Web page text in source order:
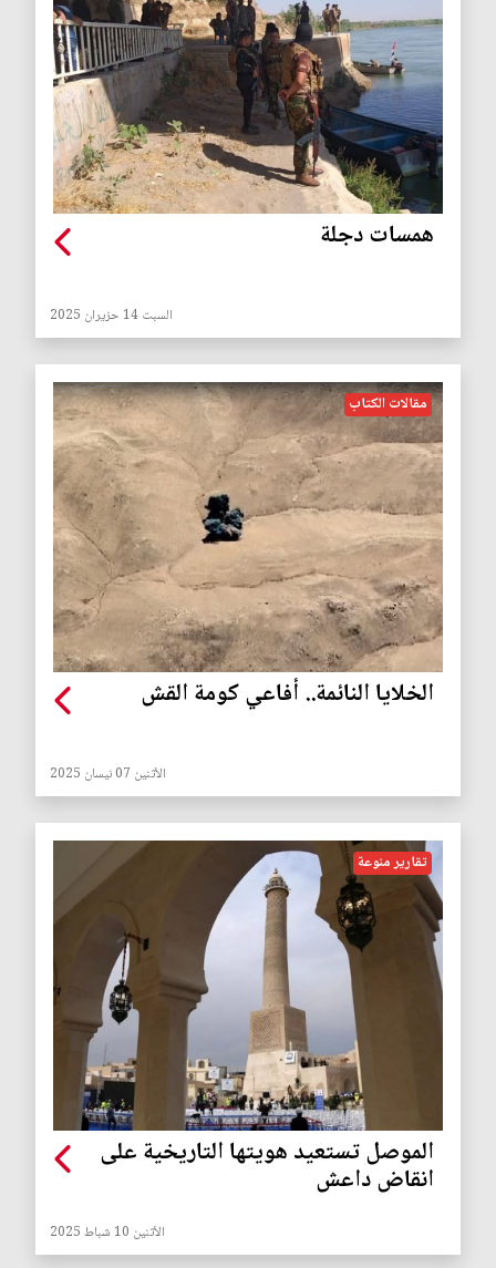
همسات دجلة
السبت 14 حزيران 2025
مقالات الكتاب
الخلايا النائمة.. أفاعي كومة القش
الأثنين 07 نيسان 2025
تقارير منوعة
الموصل تستعيد هويتها التاريخية على
انقاض داعش
الأثنين 10 شباط 2025